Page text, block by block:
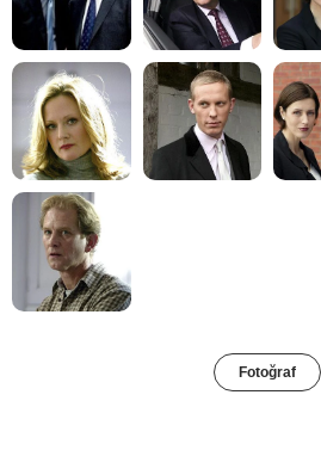
Fotoğraf